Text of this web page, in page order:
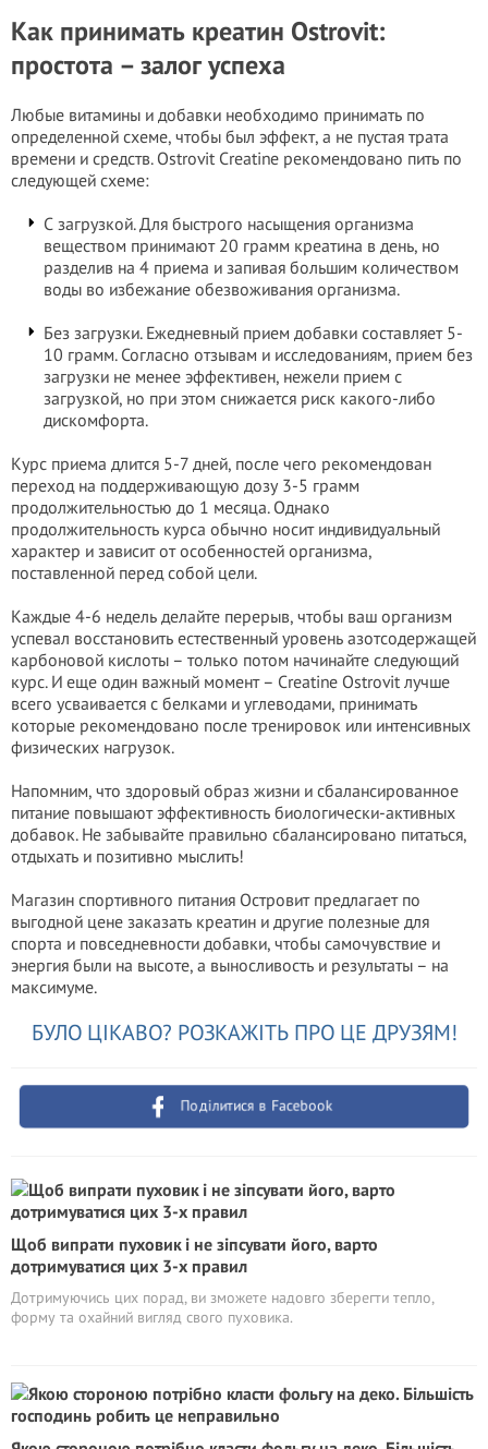
Как принимать креатин Ostrovit:
простота – залог успеха
Любые витамины и добавки необходимо принимать по
определенной схеме, чтобы был эффект, а не пустая трата
времени и средств. Ostrovit Creatine рекомендовано пить по
следующей схеме:
С загрузкой. Для быстрого насыщения организма
веществом принимают 20 грамм креатина в день, но
разделив на 4 приема и запивая большим количеством
воды во избежание обезвоживания организма.
Без загрузки. Ежедневный прием добавки составляет 5-
10 грамм. Согласно отзывам и исследованиям, прием без
загрузки не менее эффективен, нежели прием с
загрузкой, но при этом снижается риск какого-либо
дискомфорта.
Курс приема длится 5-7 дней, после чего рекомендован
переход на поддерживающую дозу 3-5 грамм
продолжительностью до 1 месяца. Однако
продолжительность курса обычно носит индивидуальный
характер и зависит от особенностей организма,
поставленной перед собой цели.
Каждые 4-6 недель делайте перерыв, чтобы ваш организм
успевал восстановить естественный уровень азотсодержащей
карбоновой кислоты – только потом начинайте следующий
курс. И еще один важный момент – Creatine Ostrovit лучше
всего усваивается с белками и углеводами, принимать
которые рекомендовано после тренировок или интенсивных
физических нагрузок.
Напомним, что здоровый образ жизни и сбалансированное
питание повышают эффективность биологически-активных
добавок. Не забывайте правильно сбалансировано питаться,
отдыхать и позитивно мыслить!
Магазин спортивного питания Островит предлагает по
выгодной цене заказать креатин и другие полезные для
спорта и повседневности добавки, чтобы самочувствие и
энергия были на высоте, а выносливость и результаты – на
максимуме.
БУЛО ЦІКАВО? РОЗКАЖІТЬ ПРО ЦЕ ДРУЗЯМ!
Поділитися в Facebook
Щоб випрати пуховик і не зіпсувати його, варто
дотримуватися цих 3-х правил
Дотримуючись цих порад, ви зможете надовго зберегти тепло,
форму та охайний вигляд свого пуховика.